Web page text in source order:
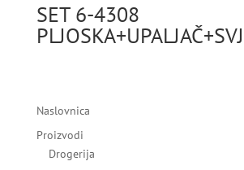
SET 6-4308
Naslovnica
Proizvodi
Drogerija